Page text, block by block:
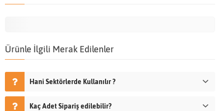
Ürünle İlgili Merak Edilenler
Hani Sektörlerde Kullanılır ?
Kaç Adet Sipariş edilebilir?